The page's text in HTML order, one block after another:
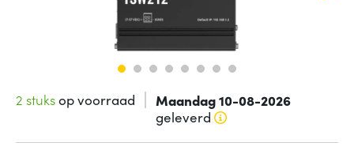
2 stuksop voorraad Maandag 10-08-2026
geleverd